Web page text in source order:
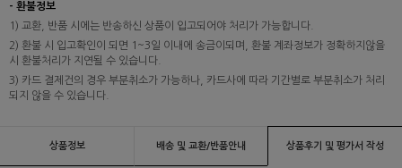
- 환불정보
1) 교환, 반품 시에는 반송하신 상품이 입고되어야 처리가 가능합니다.
2) 환불 시 입고확인이 되면 1~3일 이내에 송금이되며, 환불 계좌정보가 정확하지않을
시 환불처리가 지연될 수 있습니다.
3) 카드 결제건의 경우 부분취소가 가능하나, 카드사에 따라 기간별로 부분취소가 처리
되지 않을 수 있습니다.
상품정보 배송 및 교환/반품안내 상품후기 및 평가서 작성